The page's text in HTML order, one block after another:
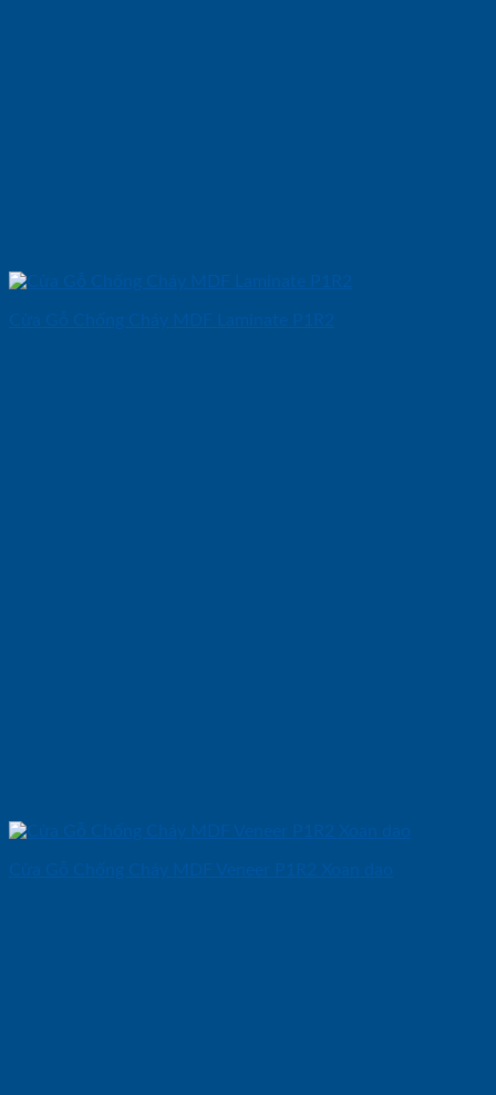
Cửa Gỗ Chống Cháy MDF Laminate P1R2
Cửa Gỗ Chống Cháy MDF Veneer P1R2 Xoan dao